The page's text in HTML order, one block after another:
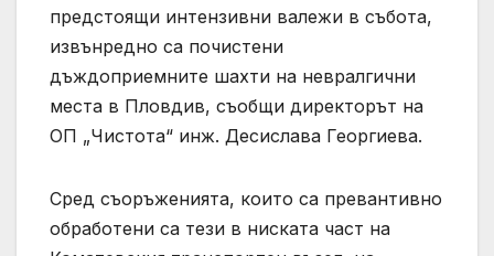
предстоящи интензивни валежи в събота,
извънредно са почистени
дъждоприемните шахти на невралгични
места в Пловдив, съобщи директорът на
ОП „Чистота“ инж. Десислава Георгиева.
Сред съоръженията, които са превантивно
обработени са тези в ниската част на